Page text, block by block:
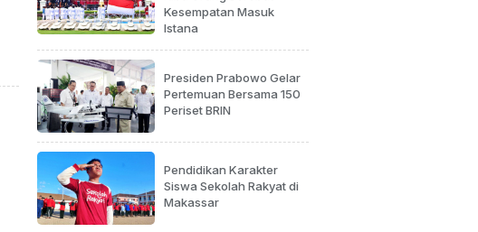
Kesempatan Masuk
Istana
Presiden Prabowo Gelar
Pertemuan Bersama 150
Periset BRIN
Pendidikan Karakter
Siswa Sekolah Rakyat di
Makassar